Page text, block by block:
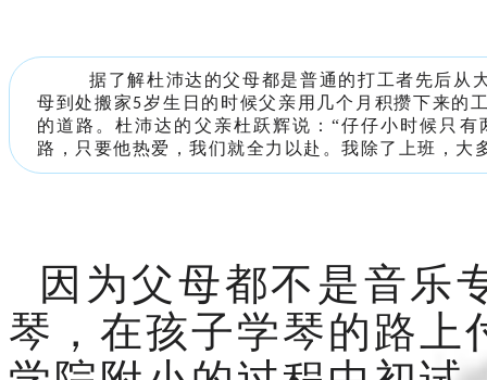
据了解杜沛达的父母都是普通的打工者先后从
母到处搬家5岁生日的时候父亲用几个月积攒下来的
的道路。杜沛达的父亲杜跃辉说：“仔仔小时候只
路，只要他热爱，我们就全力以赴。我除了上班，大
因为父母都不是音乐
琴，在孩子学琴的路上